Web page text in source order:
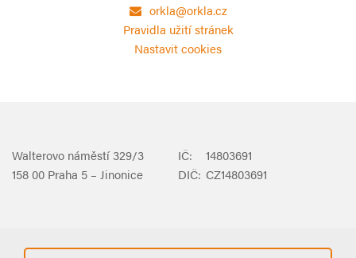
orkla@orkla.cz
Pravidla užití stránek
Nastavit cookies
Walterovo náměstí 329/3
158 00 Praha 5 – Jinonice
IČ:
14803691
DIČ: CZ14803691